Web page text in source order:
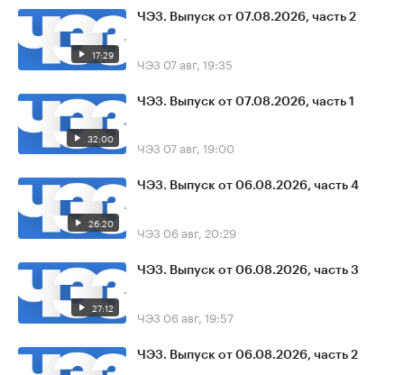
17:29
ЧЭЗ. Выпуск от 07.08.2026, часть 2
ЧЭЗ 07 авг, 19:35
32:00
ЧЭЗ. Выпуск от 07.08.2026, часть 1
ЧЭЗ 07 авг, 19:00
26:20
ЧЭЗ. Выпуск от 06.08.2026, часть 4
ЧЭЗ 06 авг, 20:29
27:12
ЧЭЗ. Выпуск от 06.08.2026, часть 3
ЧЭЗ 06 авг, 19:57
ЧЭЗ. Выпуск от 06.08.2026, часть 2